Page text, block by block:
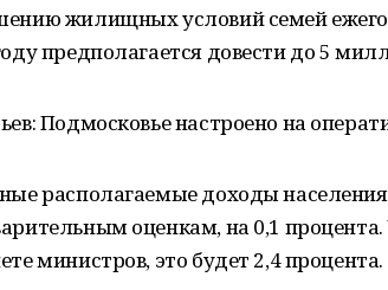
жилищных условий семей
предполагается довести до 5
Подмосковье настроено на
располагаемые доходы
оценкам, на 0,1
министров, это будет 2,4